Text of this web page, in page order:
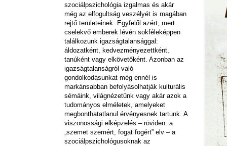
szociálpszichológia izgalmas és akár
még az elfogultság veszélyét is magában
rejtő területeinek. Egyfelől azért, mert
cselekvő emberek lévén sokféleképpen
találkozunk igazságtalansággal:
áldozatként, kedvezményezettként,
tanúként vagy elkövetőként. Azonban az
igazságtalanságról való
gondolkodásunkat még ennél is
markánsabban befolyásolhatják kulturális
sémáink, világnézetünk vagy akár azok a
tudományos elméletek, amelyeket
megbonthatatlanul érvényesnek tartunk. A
viszonossági elképzelés – röviden: a
„szemet szemért, fogat fogért” elv – a
szociálpszichológusoknak az